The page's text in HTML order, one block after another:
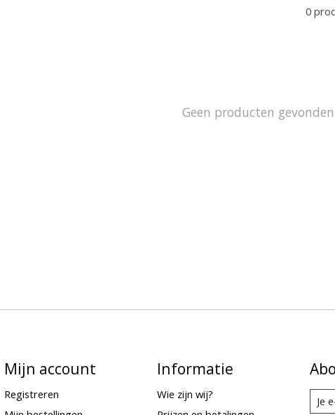
0
Geen producten
Mijn account
Registreren
Informatie
Wie zijn wij?